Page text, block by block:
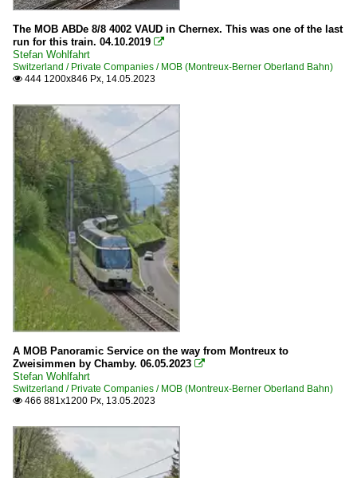
The MOB ABDe 8/8 4002 VAUD in Chernex. This was one of the last
run for this train. 04.10.2019 
Stefan Wohlfahrt
Switzerland / Private Companies / MOB (Montreux-Berner Oberland Bahn)
 444 1200x846 Px, 14.05.2023
A MOB Panoramic Service on the way from Montreux to
Zweisimmen by Chamby. 06.05.2023 
Stefan Wohlfahrt
Switzerland / Private Companies / MOB (Montreux-Berner Oberland Bahn)
 466 881x1200 Px, 13.05.2023